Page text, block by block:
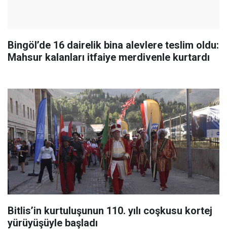
Bingöl’de 16 dairelik bina alevlere teslim oldu:
Mahsur kalanları itfaiye merdivenle kurtardı
Bitlis’in kurtuluşunun 110. yılı coşkusu kortej
yürüyüşüyle başladı